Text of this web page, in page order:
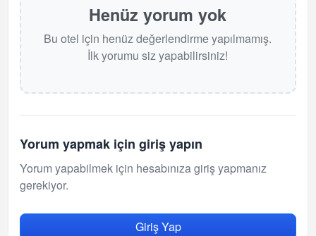
Henüz yorum yok
Bu otel için henüz değerlendirme yapılmamış.
İlk yorumu siz yapabilirsiniz!
Yorum yapmak için giriş yapın
Yorum yapabilmek için hesabınıza giriş yapmanız
gerekiyor.
Giriş Yap